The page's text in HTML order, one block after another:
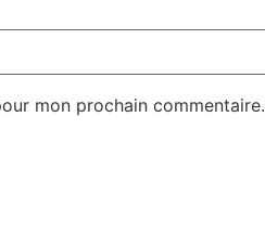
mon prochain commentaire.